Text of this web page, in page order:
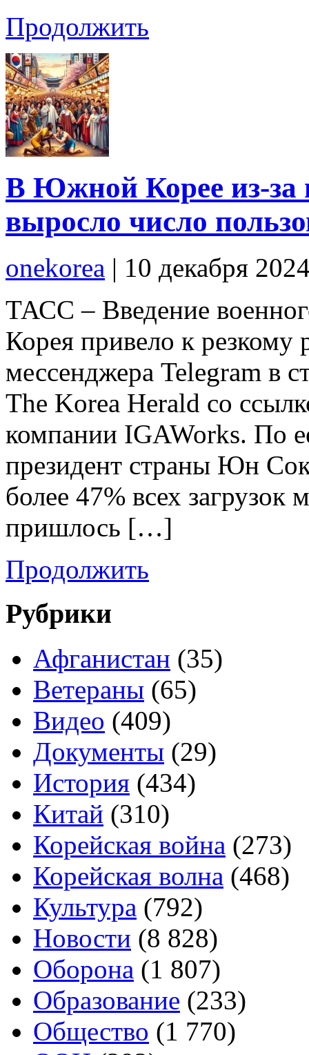
Продолжить
В Южной Корее из-за
выросло число
onekorea | 10 декабря
ТАСС – Введение
Корея привело к резкому
мессенджера Telegram в
The Korea Herald со
компании IGAWorks. По
президент страны Юн
более 47% всех
пришлось […]
Продолжить
Рубрики
Афганистан (35)
Ветераны (65)
Видео (409)
Документы (29)
История (434)
Китай (310)
Корейская война (273)
Корейская волна (468)
Культура (792)
Новости (8 828)
Оборона (1 807)
Образование (233)
Общество (1 770)